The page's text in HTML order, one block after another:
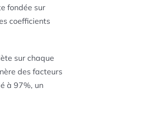
fondée sur
coefficients
sur chaque
des facteurs
à 97%, un